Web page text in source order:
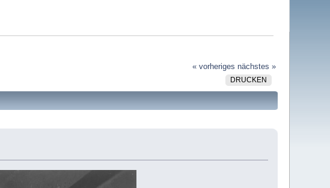
« vorheriges nächstes »
DRUCKEN